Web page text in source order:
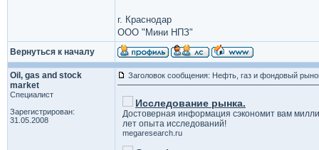
г. Краснодар
ООО "Мини НПЗ"
Вернуться к началу
Oil, gas and stock
market
Специалист
Зарегистрирован:
31.05.2008
Заголовок сообщения: Нефть, газ и фондовый
Исследование рынка.
Достоверная информация сэкономит вам
лет опыта исследований!
megaresearch.ru